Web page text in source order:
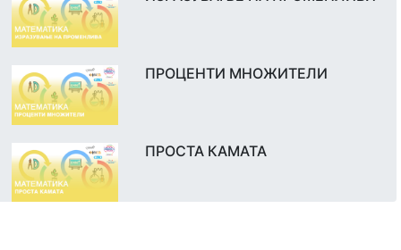
ПРОЦЕНТИ МНОЖИТЕЛИ
ПРОСТА КАМАТА